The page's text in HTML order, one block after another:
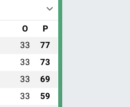
O P
33 77
33 73
33 69
33 59